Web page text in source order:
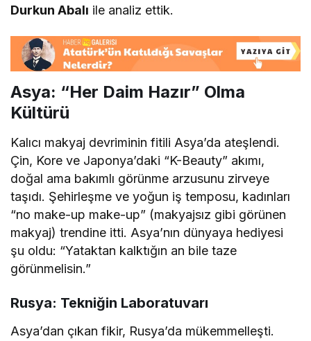
Durkun Abalı ile analiz ettik.
Asya: “Her Daim Hazır” Olma
Kültürü
Kalıcı makyaj devriminin fitili Asya’da ateşlendi.
Çin, Kore ve Japonya’daki “K-Beauty” akımı,
doğal ama bakımlı görünme arzusunu zirveye
taşıdı. Şehirleşme ve yoğun iş temposu, kadınları
“no make-up make-up” (makyajsız gibi görünen
makyaj) trendine itti. Asya’nın dünyaya hediyesi
şu oldu: “Yataktan kalktığın an bile taze
görünmelisin.”
Rusya: Tekniğin Laboratuvarı
Asya’dan çıkan fikir, Rusya’da mükemmelleşti.